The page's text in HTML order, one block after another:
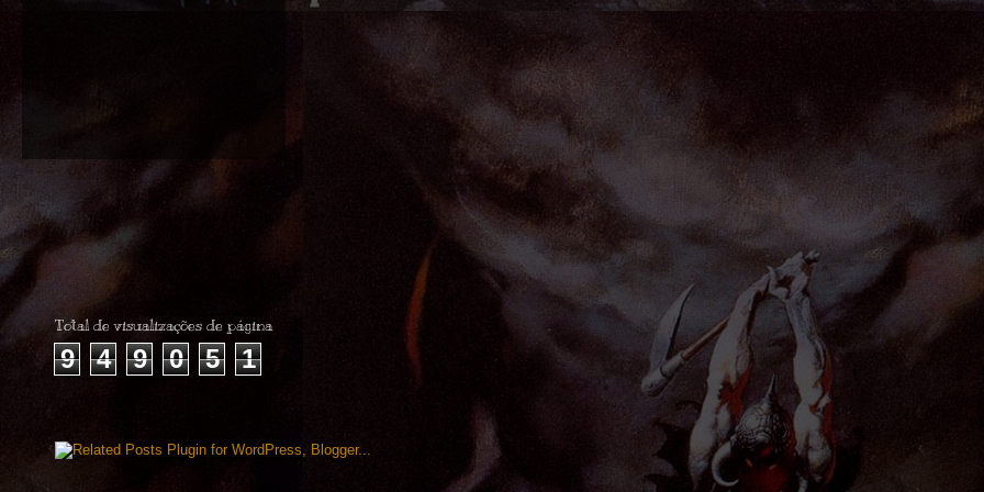
Total de visualizações de página
9 4 9 0 5 1